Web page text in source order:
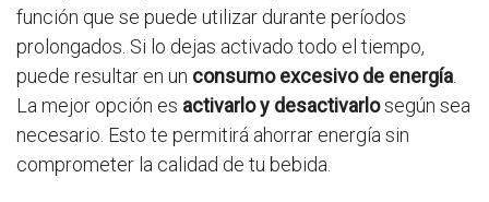
función que se puede utilizar durante períodos
prolongados. Si lo dejas activado todo el tiempo,
puede resultar en un consumo excesivo de energía
La mejor opción es activarlo y desactivarlosegún sea
necesario. Esto te permitirá ahorrar energía sin
comprometer la calidad de tu bebida.